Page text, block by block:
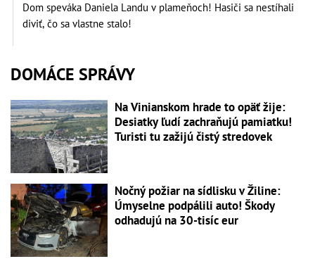
Dom speváka Daniela Landu v plameňoch! Hasiči sa nestíhali
diviť, čo sa vlastne stalo!
DOMÁCE SPRÁVY
Na Vinianskom hrade to opäť žije:
Desiatky ľudí zachraňujú pamiatku!
Turisti tu zažijú čistý stredovek
Nočný požiar na sídlisku v Žiline:
Úmyselne podpálili auto! Škody
odhadujú na 30-tisíc eur